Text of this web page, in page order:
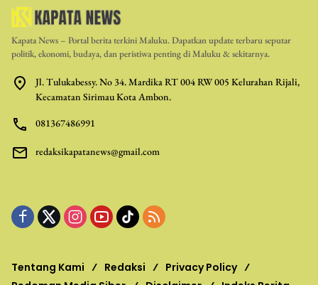
Kapata News – Portal berita terkini Maluku. Dapatkan update terbaru seputar
politik, ekonomi, budaya, dan peristiwa penting di Maluku & sekitarnya.
Jl. Tulukabessy. No 34. Mardika RT 004 RW 005 Kelurahan Rijali,
Kecamatan Sirimau Kota Ambon.
081367486991
redaksikapatanews@gmail.com
Tentang Kami Redaksi
Privacy Policy